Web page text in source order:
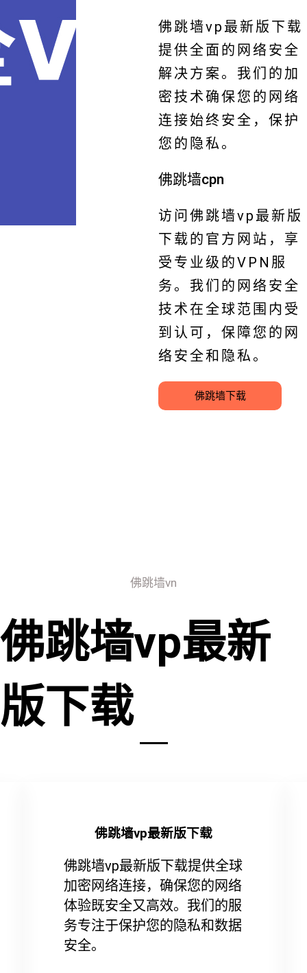
佛跳墙vp最新版下载
提供全面的网络安全
解决方案。我们的加
密技术确保您的网络
连接始终安全，保护
您的隐私。
佛跳墙cpn
访问佛跳墙vp最新版
下载的官方网站，享
受专业级的VPN服
务。我们的网络安全
技术在全球范围内受
到认可，保障您的网
络安全和隐私。
佛跳墙下载
佛跳墙vn
佛跳墙vp最新
版下载
佛跳墙vp最新版下载
佛跳墙vp最新版下载提供全球
加密网络连接，确保您的网络
体验既安全又高效。我们的服
务专注于保护您的隐私和数据
安全。